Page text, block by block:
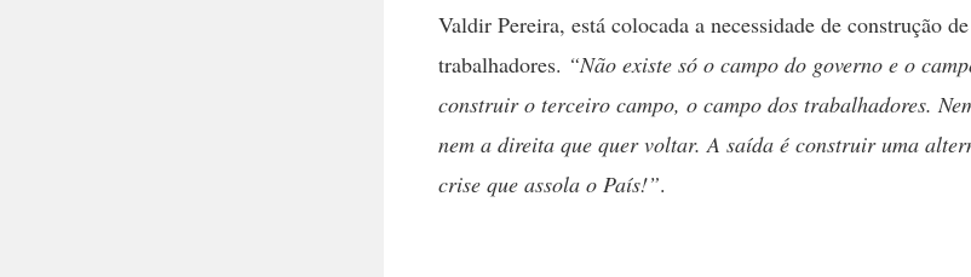
Valdir Pereira, está colocada a necessidade de construção
trabalhadores. “Não existe só o campo do governo e o
construir o terceiro campo, o campo dos trabalhadores.
nem a direita que quer voltar. A saída é construir uma
crise que assola o País!”.